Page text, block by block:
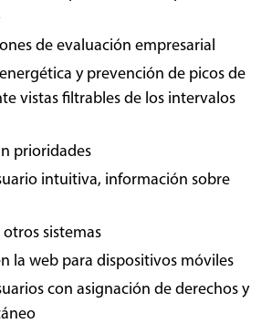
de evaluación empresarial
y prevención de picos de
vistas filtrables de los intervalos
prioridades
intuitiva, información sobre
sistemas
la web para dispositivos móviles
con asignación de derechos y